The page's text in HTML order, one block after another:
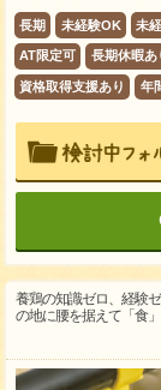
長期 未経験OK 未
AT限定可 長期休暇あ
資格取得支援あり 年
養鶏の知識ゼロ、経験
の地に腰を据えて「食